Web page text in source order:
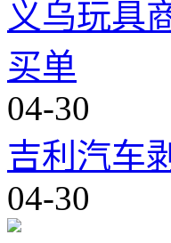
义乌玩具
买单
04-30
吉利汽车
04-30